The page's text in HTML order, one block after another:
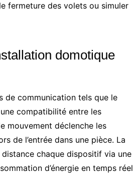
fermeture des volets ou simuler
domotique
de communication tels que le
compatibilité entre les
mouvement déclenche les
de l’entrée dans une pièce. La
chaque dispositif via une
d’énergie en temps réel